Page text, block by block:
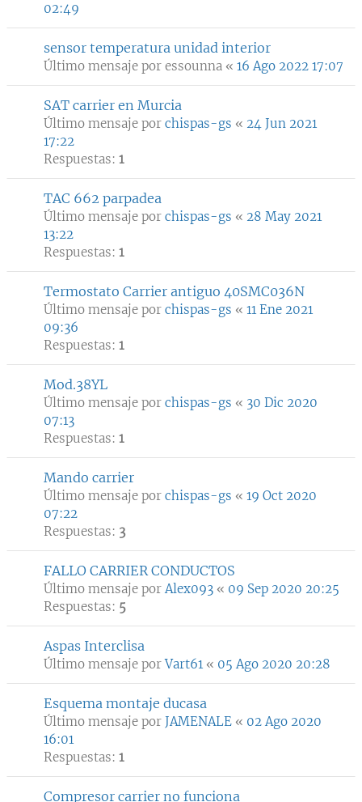
02:49
sensor temperatura unidad interior
Último mensaje por essounna « 16 Ago 2022 17:07
SAT carrier en Murcia
Último mensaje por chispas-gs « 24 Jun 2021
17:22
Respuestas: 1
TAC 662 parpadea
Último mensaje por chispas-gs « 28 May 2021
13:22
Respuestas: 1
Termostato Carrier antiguo 40SMC036N
Último mensaje por chispas-gs « 11 Ene 2021
09:36
Respuestas: 1
Mod.38YL
Último mensaje por chispas-gs « 30 Dic 2020
07:13
Respuestas: 1
Mando carrier
Último mensaje por chispas-gs « 19 Oct 2020
07:22
Respuestas: 3
FALLO CARRIER CONDUCTOS
Último mensaje porAlex093 « 09 Sep 2020 20:25
Respuestas: 5
Aspas Interclisa
Último mensaje porVart61« 05 Ago 2020 20:28
Esquema montaje ducasa
Último mensaje por JAMENALE « 02 Ago 2020
16:01
Respuestas: 1
Compresor carrier no funciona